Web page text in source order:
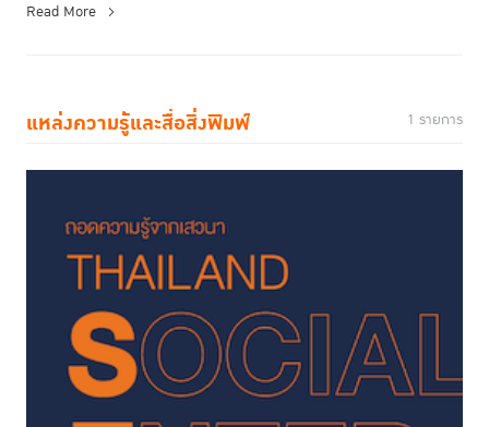
Read More
แหล่งความรู้และสื่อสิ่งพิมพ์ 1 รายการ